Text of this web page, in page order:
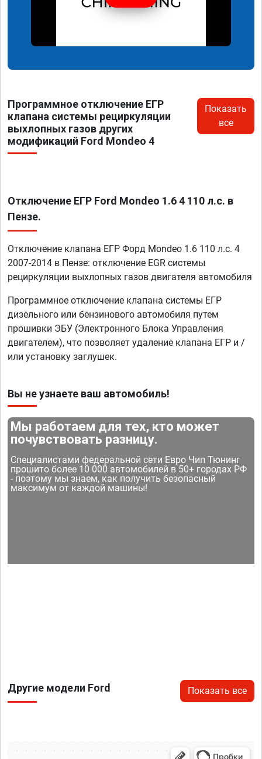
Программное отключение ЕГР
клапана системы рециркуляции
выхлопных газов других
модификаций Ford Mondeo 4
Показать
все
Отключение ЕГР Ford Mondeo 1.6 4 110 л.с. в
Пензе.
Отключение клапана ЕГР Форд Mondeo 1.6 110 л.с. 4
2007-2014 в Пензе: отключение EGR системы
рециркуляции выхлопных газов двигателя автомобиля
Программное отключение клапана системы ЕГР
дизельного или бензинового автомобиля путем
прошивки ЭБУ (Электронного Блока Управления
двигателем), что позволяет удаление клапана ЕГР и /
или установку заглушек.
Вы не узнаете ваш автомобиль!
Мы работаем для тех, кто может
почувствовать разницу.
Специалистами федеральной сети Евро Чип Тюнинг
прошито более 10 000 автомобилей в 50+ городах РФ
- поэтому мы знаем, как получить безопасный
максимум от каждой машины!
Другие модели Ford Показать все